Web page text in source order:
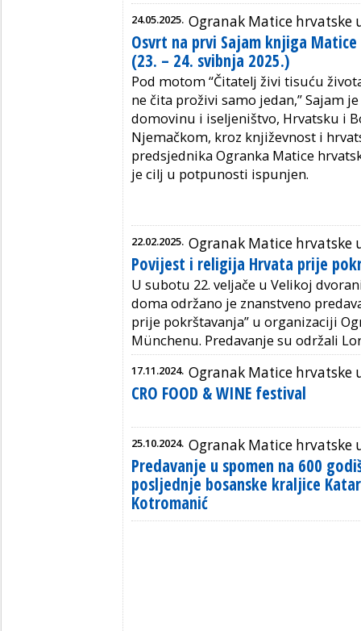
24.05.2025. Ogranak Matice hrvatske
Osvrt na prvi Sajam knjiga
(23. – 24. svibnja 2025.)
Pod motom “Čitatelj živi tisuću
ne čita proživi samo jedan,” Sajam
domovinu i iseljeništvo, Hrvatsku i
Njemačkom, kroz književnost i
predsjednika Ogranka Matice
je cilj u potpunosti ispunjen.
22.02.2025. Ogranak Matice hrvatske
Povijest i religija Hrvata prije
U subotu 22. veljače u Velikoj
doma održano je znanstveno
prije pokrštavanja” u organizaciji
Münchenu. Predavanje su održali
17.11.2024. Ogranak Matice hrvatske
CRO FOOD & WINE festival
25.10.2024. Ogranak Matice hrvatske
Predavanje u spomen na 600
posljednje bosanske kraljice
Kotromanić